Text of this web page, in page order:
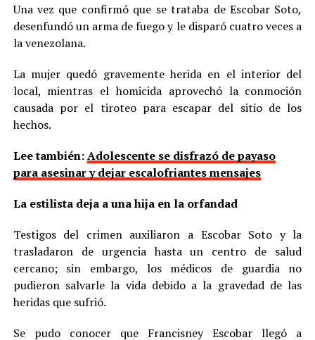
Una vez que confirmó que se trataba de Escobar Soto,
desenfundó un arma de fuego y le disparó cuatro veces a
la venezolana.
La mujer quedó gravemente herida en el interior del
local, mientras el homicida aprovechó la conmoción
causada por el tiroteo para escapar del sitio de los
hechos.
Lee también:Adolescente se disfrazó de payaso
para asesinar y dejar escalofriantes mensajes
La estilista deja a una hija en la orfandad
Testigos del crimen auxiliaron a Escobar Soto y la
trasladaron de urgencia hasta un centro de salud
cercano; sin embargo, los médicos de guardia no
pudieron salvarle la vida debido a la gravedad de las
heridas que sufrió.
Se pudo conocer que Francisney Escobar llegó a